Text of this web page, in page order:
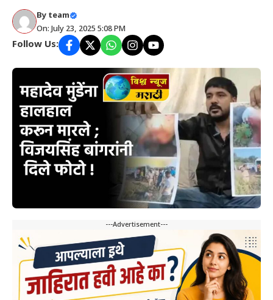
By team
On: July 23, 2025 5:08 PM
Follow Us:
---Advertisement---